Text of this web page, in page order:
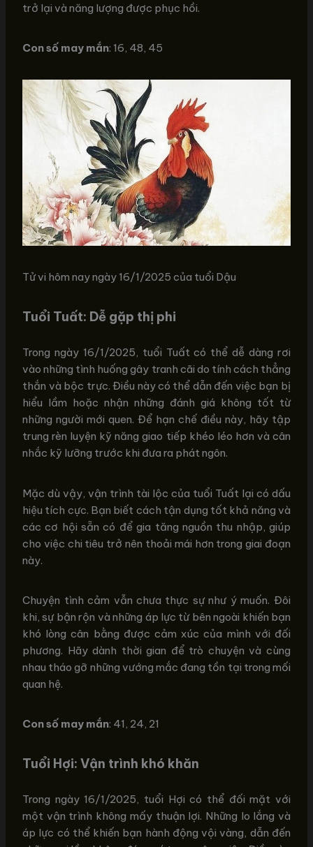
trở lại và năng lượng được phục hồi.
Con số may mắn: 16, 48, 45
Tử vi hôm nay ngày 16/1/2025 của tuổi Dậu
Tuổi Tuất: Dễ gặp thị phi
Trong ngày 16/1/2025, tuổi Tuất có thể dễ dàng rơi
vào những tình huống gây tranh cãi do tính cách thẳng
thắn và bộc trực. Điều này có thể dẫn đến việc bạn bị
hiểu lầm hoặc nhận những đánh giá không tốt từ
những người mới quen. Để hạn chế điều này, hãy tập
trung rèn luyện kỹ năng giao tiếp khéo léo hơn và cân
nhắc kỹ lưỡng trước khi đưa ra phát ngôn.
Mặc dù vậy, vận trình tài lộc của tuổi Tuất lại có dấu
hiệu tích cực. Bạn biết cách tận dụng tốt khả năng và
các cơ hội sẵn có để gia tăng nguồn thu nhập, giúp
cho việc chi tiêu trở nên thoải mái hơn trong giai đoạn
này.
Chuyện tình cảm vẫn chưa thực sự như ý muốn. Đôi
khi, sự bận rộn và những áp lực từ bên ngoài khiến bạn
khó lòng cân bằng được cảm xúc của mình với đối
phương. Hãy dành thời gian để trò chuyện và cùng
nhau tháo gỡ những vướng mắc đang tồn tại trong mối
quan hệ.
Con số may mắn: 41, 24, 21
Tuổi Hợi: Vận trình khó khăn
Trong ngày 16/1/2025, tuổi Hợi có thể đối mặt với
một vận trình không mấy thuận lợi. Những lo lắng và
áp lực có thể khiến bạn hành động vội vàng, dẫn đến